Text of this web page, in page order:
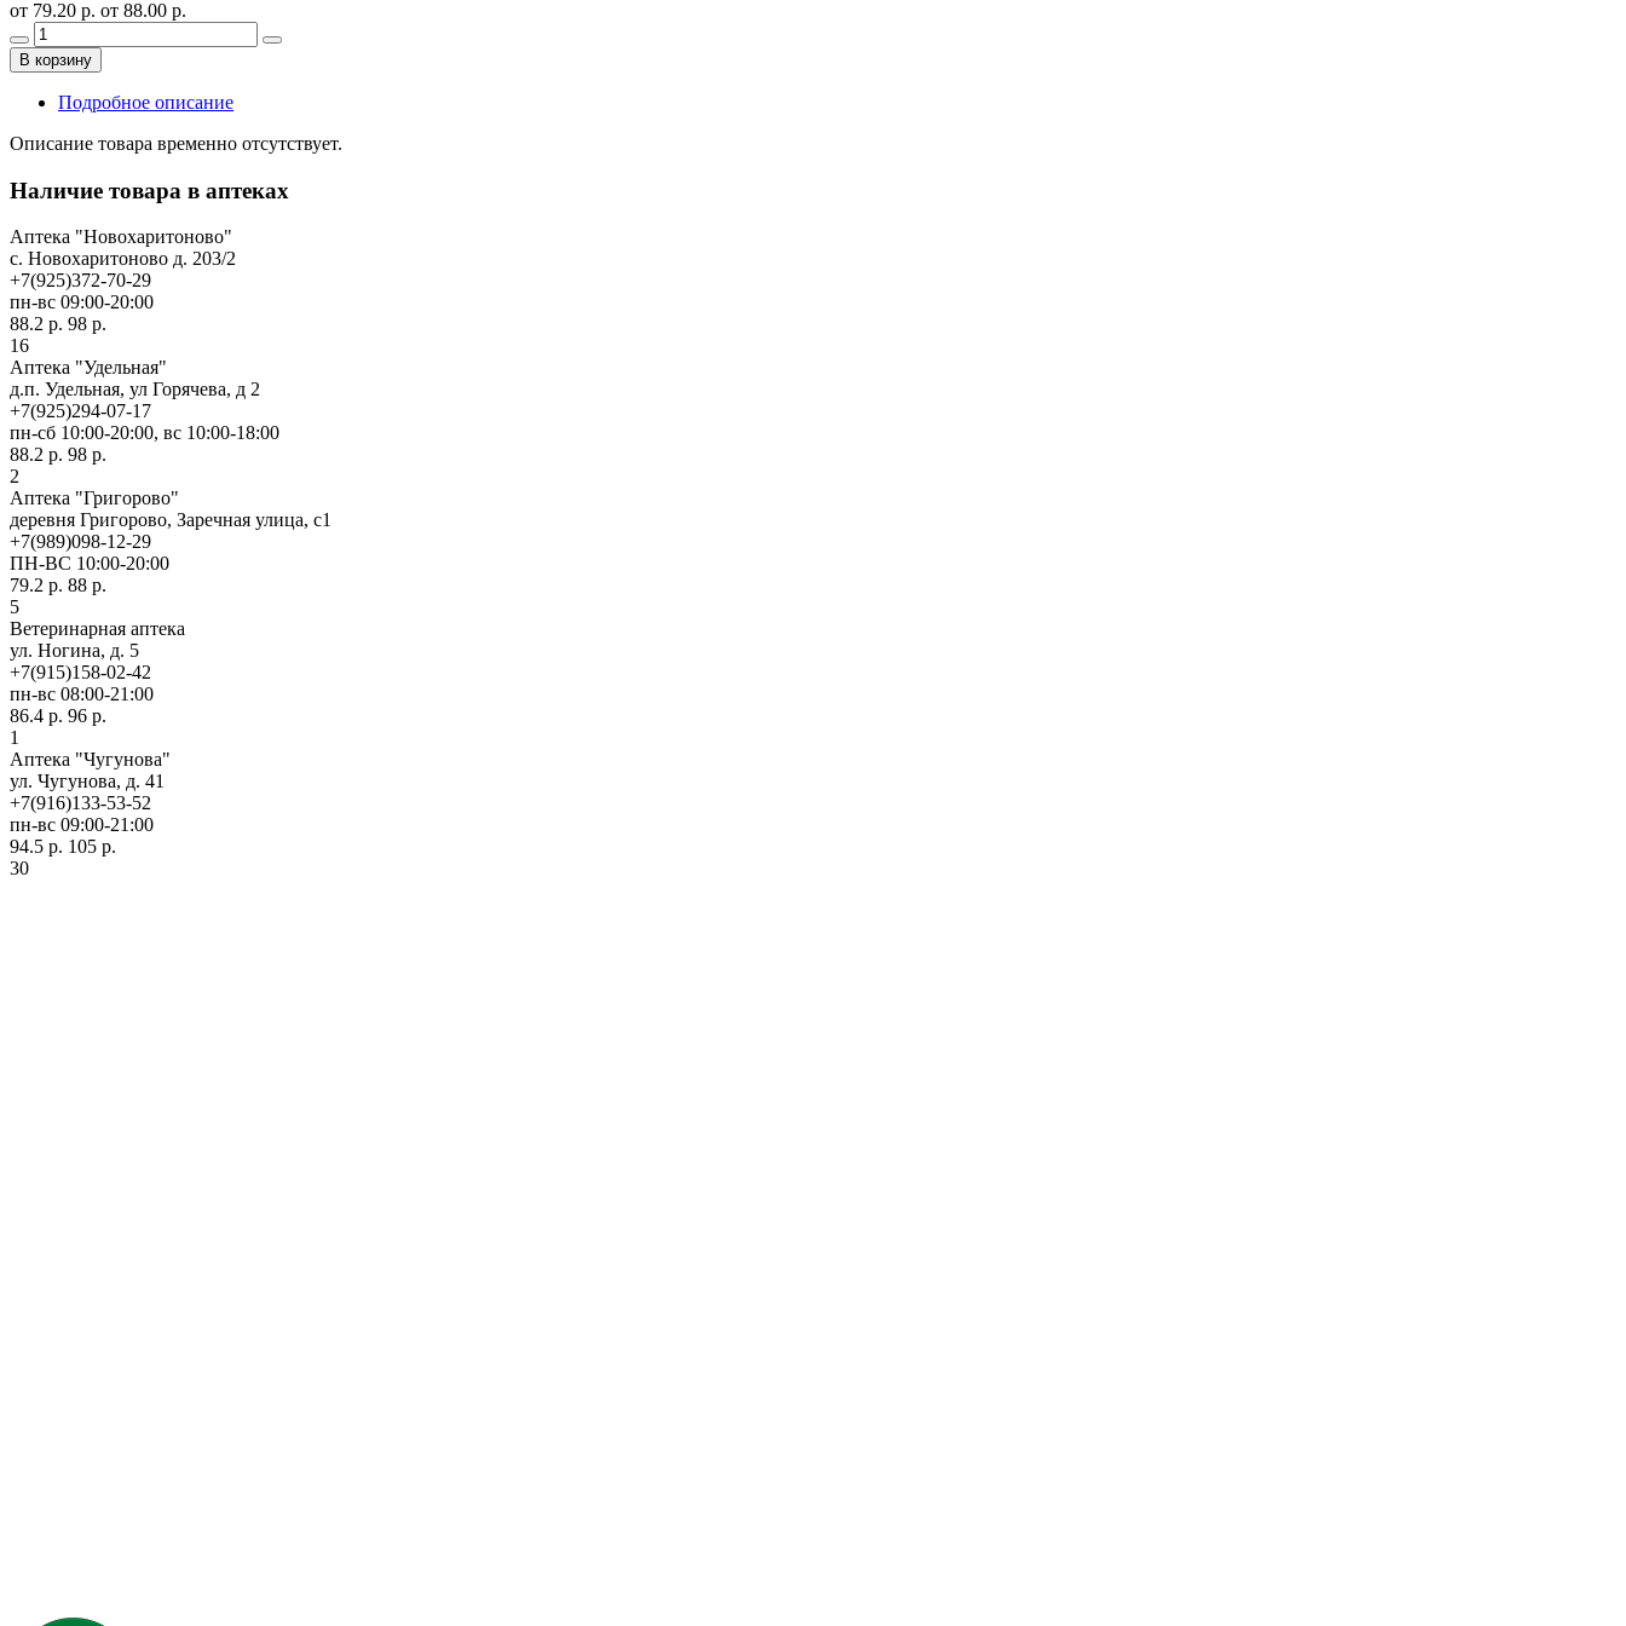
от 79.20 р. от 88.00 р.
В корзину
Подробное описание
Описание товара временно отсутствует.
Наличие товара в аптеках
Аптека "Новохаритоново"
c. Новохаритоново д. 203/2
+7(925)372-70-29
пн-вс 09:00-20:00
88.2 р. 98 р.
16
Аптека "Удельная"
д.п. Удельная, ул Горячева, д 2
+7(925)294-07-17
пн-сб 10:00-20:00, вс 10:00-18:00
88.2 р. 98 р.
2
Аптека "Григорово"
деревня Григорово, Заречная улица, с1
+7(989)098-12-29
ПН-ВС 10:00-20:00
79.2 р. 88 р.
5
Ветеринарная аптека
ул. Ногина, д. 5
+7(915)158-02-42
пн-вс 08:00-21:00
86.4 р. 96 р.
1
Аптека "Чугунова"
ул. Чугунова, д. 41
+7(916)133-53-52
пн-вс 09:00-21:00
94.5 р. 105 р.
30